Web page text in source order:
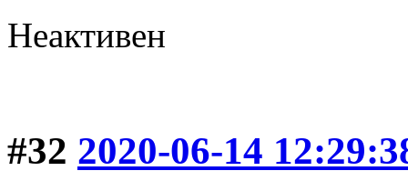
Неактивен
#32 2020-06-14